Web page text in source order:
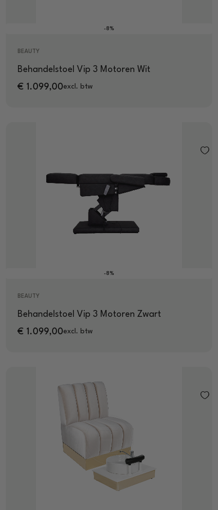
-8%
BEAUTY
Behandelstoel Vip 3 Motoren Wit
€ 1.099,00excl. btw
-8%
BEAUTY
Behandelstoel Vip 3 Motoren Zwart
€ 1.099,00excl. btw